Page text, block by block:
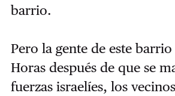
barrio.
Pero la gente de este
Horas después de que se
fuerzas israelíes, los